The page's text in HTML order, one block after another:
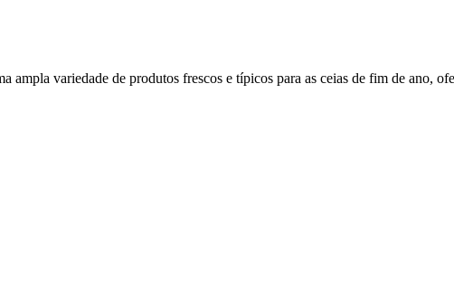
variedade de produtos frescos e típicos para as ceias de fim de ano,